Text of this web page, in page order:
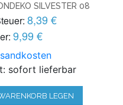
SILVESTER 08
8,39 €
9,99 €
sofort lieferbar
LEGEN